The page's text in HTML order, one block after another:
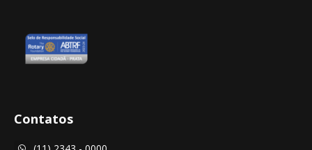
Contatos
